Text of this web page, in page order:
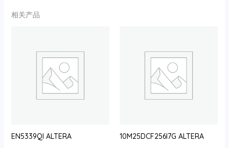
相关产品
EN5339QI ALTERA 10M25DCF256I7G ALTERA